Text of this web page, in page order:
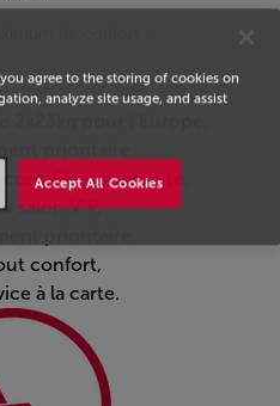
2x23kg pour l’Europe,
contrôle de sécurité,
salon VIP,
confort,
à la carte.
agree to the storing of cookies on
analyze site usage, and assist
Accept All Cookies